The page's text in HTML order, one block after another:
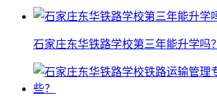
石家庄东华铁路学校第三年能升学吗？